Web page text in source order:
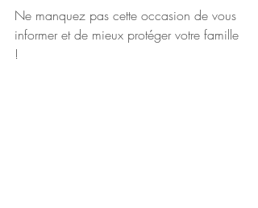
Ne manquez pas cette occasion de vous
informer et de mieux protéger votre famille
!